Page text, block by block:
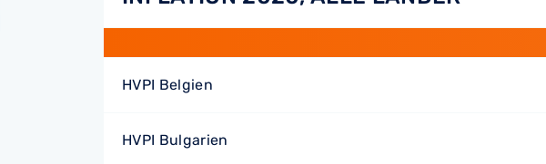
HVPI Belgien
HVPI Bulgarien